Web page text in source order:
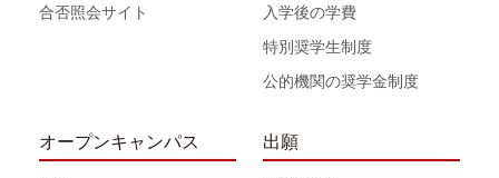
合否照会サイト 入学後の学費
特別奨学生制度
公的機関の奨学金制度
オープンキャンパス 出願